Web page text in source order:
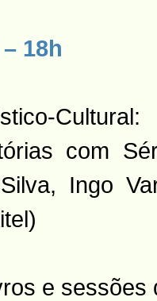
18h
Cultural:
com
Ingo
e sessões